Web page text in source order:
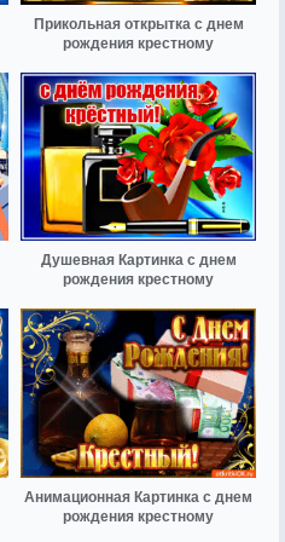
Прикольная открытка с днем
рождения крестному
Душевная Картинка с днем
рождения крестному
Анимационная Картинка с днем
рождения крестному